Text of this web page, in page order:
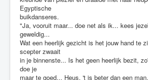
Egyptische
buikdanseres.
"Ja, vooruit maar... doe net als ik... kees
geweldig...
Wat een heerlijk gezicht is het jouw hand te
scepter zwaait
in je binnenste... Is het geen heerlijk bezit,
doe je
maar te goed... Heus, 't is beter dan een